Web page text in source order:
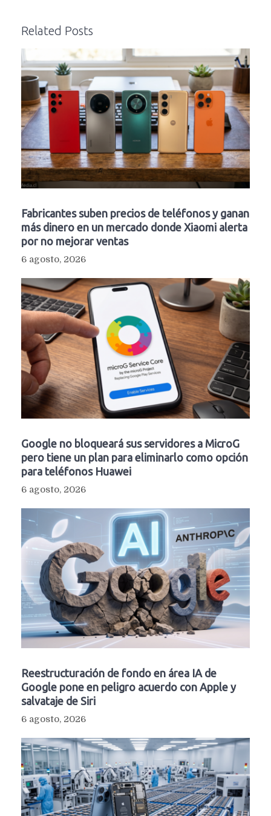
Related Posts
Fabricantes suben precios de teléfonos y ganan
más dinero en un mercado donde Xiaomi alerta
por no mejorar ventas
6 agosto, 2026
Google no bloqueará sus servidores a MicroG
pero tiene un plan para eliminarlo como opción
para teléfonos Huawei
6 agosto, 2026
Reestructuración de fondo en área IA de
Google pone en peligro acuerdo con Apple y
salvataje de Siri
6 agosto, 2026